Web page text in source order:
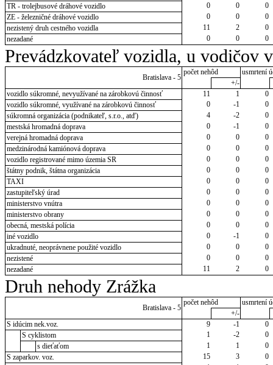
TR - trolejbusové dráhové vozidlo
0 0
0
ZE - železničné dráhové vozidlo
0 0
0
nezistený druh cestného vozidla
11 2
0
nezadané
0 0 0
Prevádzkovateľ vozidla, u vodičov
Bratislava - 5
počet nehôd
usmrtení
+/-
vozidlo súkromné, nevyužívané na zárobkovú činnosť
11 1
0
vozidlo súkromné, využívané na zárobkovú činnosť
0 -1
0
súkromná organizácia (podnikateľ, s.r.o., atď)
4 -2
0
mestská hromadná doprava
0 -1
0
verejná hromadná doprava
0 0
0
medzinárodná kamiónová doprava
0 0
0
vozidlo registrované mimo územia SR
0 0
0
štátny podnik, štátna organizácia
0 0
0
TAXI
0 0
0
zastupiteľský úrad
0 0
0
ministerstvo vnútra
0 0
0
ministerstvo obrany
0 0
0
obecná, mestská polícia
0 0
0
iné vozidlo
0 -1
0
ukradnuté, neoprávnene použité vozidlo
0 0
0
nezistené
0 0
0
nezadané
11 2 0
Druh nehody Zrážka
Bratislava - 5
počet nehôd
usmrtení
+/-
S idúcim nek.voz.
9 -1
0
S cyklistom
1 -2
0
s dieťaťom
1 1
0
S zaparkov. voz.
15 3
0